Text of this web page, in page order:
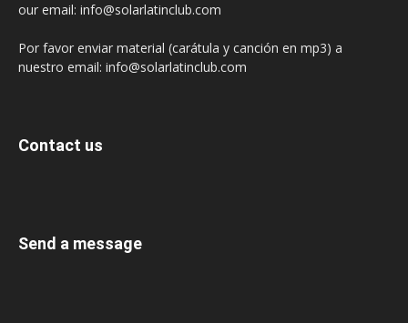
our email: info@solarlatinclub.com
Por favor enviar material (carátula y canción en mp3) a
nuestro email: info@solarlatinclub.com
Contact us
Send a message